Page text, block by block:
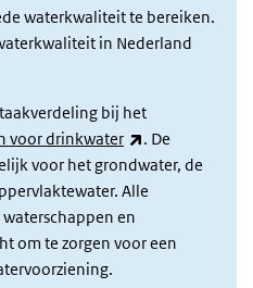
waterkwaliteit te bereiken.
in Nederland
bij het
voor drinkwater (link is
. De
voor het grondwater, de
Alle
en
om te zorgen voor een